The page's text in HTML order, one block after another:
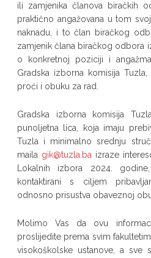
ili zamjenika članova biračkih
praktično angažovana u tom
naknadu, i to član biračkog
zamjenik člana biračkog odbora
o konkretnoj poziciji i
Gradska izborna komisija
proći i obuku za rad.
Gradska izborna komisija
punoljetna lica, koja imaju
Tuzla i minimalno srednju
maila gik@tuzla.ba izraze
Lokalnih izbora 2024.
kontaktirani s ciljem
odnosno prisustva obaveznoj
Molimo Vas da ovu
proslijedite prema svim
visokoškolske ustanove, a